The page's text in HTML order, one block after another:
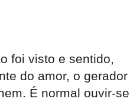
foi visto e sentido,
do amor, o gerador
É normal ouvir-se